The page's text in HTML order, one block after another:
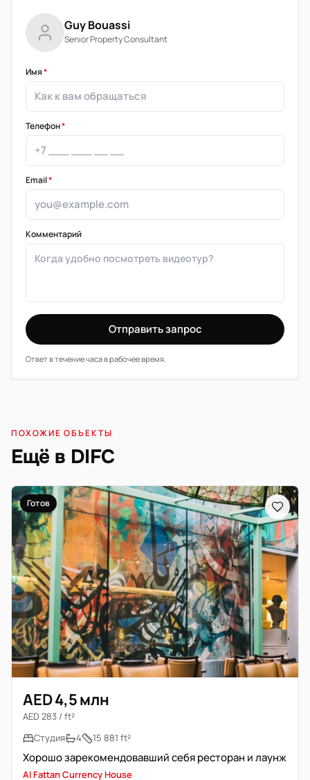
Guy Bouassi
Senior Property Consultant
Имя*
Телефон*
Email*
Комментарий
Отправить запрос
Ответ в течение часа в рабочее время.
ПОХОЖИЕ ОБЪЕКТЫ
Ещё в DIFC
Готов
AED 4,5 млн
AED 283 / ft²
Студия
4 15 881 ft²
Хорошо зарекомендовавший себя ресторан и лаунж
Al Fattan Currency House